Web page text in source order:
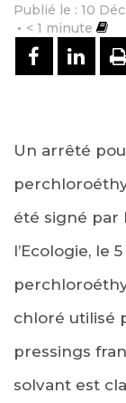
Publié le : 10
< 1 minute
Un arrêté
été signé par
l’Ecologie, le
chloré utilisé
pressings
solvant est